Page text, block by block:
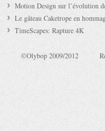
Motion Design sur l’évolution
Le gâteau Caketrope en
TimeScapes: Rapture 4K
©Olybop 2009/2012